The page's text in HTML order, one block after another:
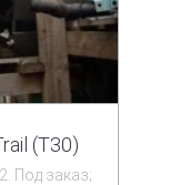
(T30)
Под заказ;